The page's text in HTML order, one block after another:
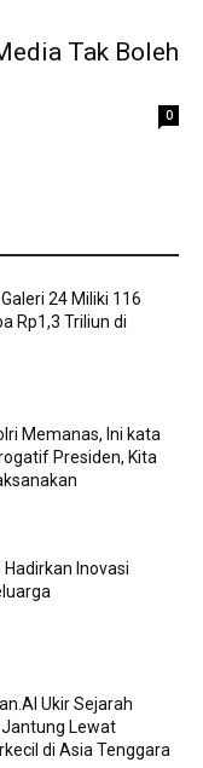
Tak Boleh
0
24 Miliki 116
Rp1,3 Triliun di
Memanas, Ini kata
Presiden, Kita
Hadirkan Inovasi
Ukir Sejarah
Jantung Lewat
di Asia Tenggara